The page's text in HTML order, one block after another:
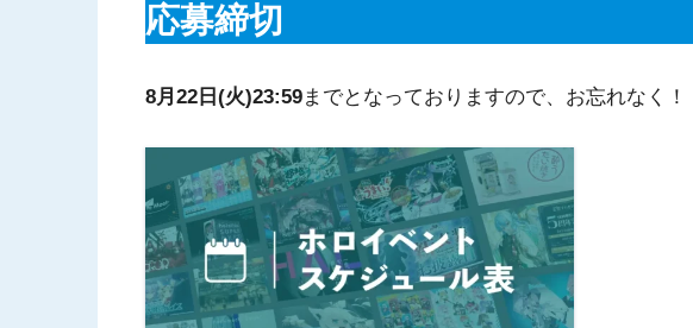
応募締切
8月22日(火)23:59までとなっておりますので、お忘れなく！